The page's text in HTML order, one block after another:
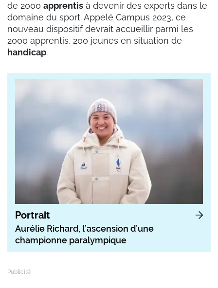
de 2000 apprentis à devenir des experts dans le
domaine du sport. Appelé Campus 2023, ce
nouveau dispositif devrait accueillir parmi les
2000 apprentis, 200 jeunes en situation de
handicap.
Portrait
Aurélie Richard, l’ascension d’une
championne paralympique